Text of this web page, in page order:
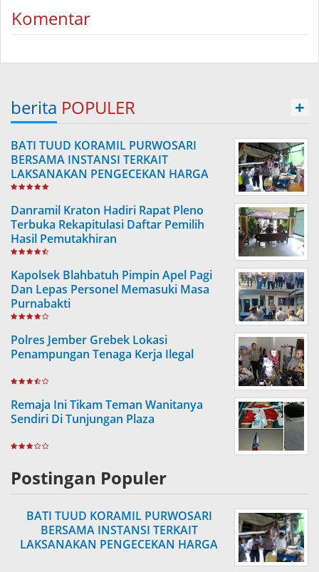
Komentar
berita POPULER +
BATI TUUD KORAMIL PURWOSARI
BERSAMA INSTANSI TERKAIT
LAKSANAKAN PENGECEKAN HARGA
SEMBAKO
Danramil Kraton Hadiri Rapat Pleno
Terbuka Rekapitulasi Daftar Pemilih
Hasil Pemutakhiran
Kapolsek Blahbatuh Pimpin Apel Pagi
Dan Lepas Personel Memasuki Masa
Purnabakti
Polres Jember Grebek Lokasi
Penampungan Tenaga Kerja Ilegal
Remaja Ini Tikam Teman Wanitanya
Sendiri Di Tunjungan Plaza
Postingan Populer
BATI TUUD KORAMIL PURWOSARI
BERSAMA INSTANSI TERKAIT
LAKSANAKAN PENGECEKAN HARGA